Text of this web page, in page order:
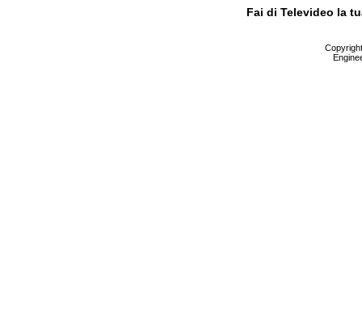
Fai di Televideo la